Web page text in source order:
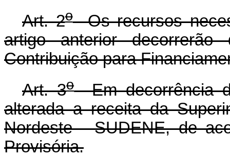
Art. 2oOs recursos
artigo anterior
Contribuição para
Art. 3oEm decorrência
alterada a receita da
Nordeste - SUDENE, de
Provisória.